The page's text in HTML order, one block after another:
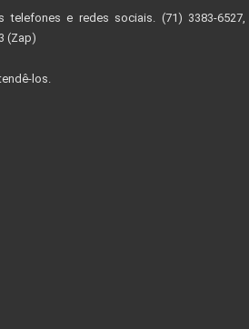
telefones e redes sociais. (71) 3383-6527,
(Zap)
los.